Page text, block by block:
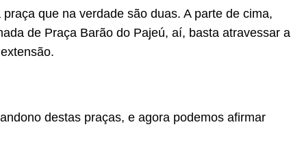
que na verdade são duas. A parte de cima,
de Praça Barão do Pajeú, aí, basta atravessar a
destas praças, e agora podemos afirmar